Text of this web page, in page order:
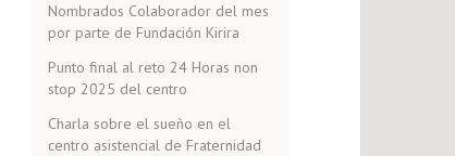
Nombrados Colaborador del mes
por parte de Fundación Kirira
Punto final al reto 24 Horas non
stop 2025 del centro
Charla sobre el sueño en el
centro asistencial de Fraternidad